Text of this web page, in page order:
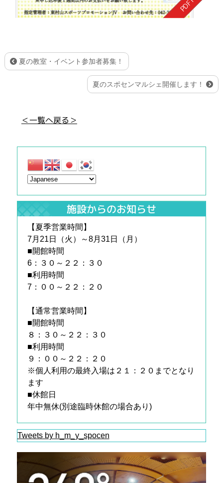
夏の教室・イベント参加者募集！
夏のスポセンマルシェ開催します！
＜一覧へ戻る＞
施設からのお知らせ
【夏季営業時間】
7月21日（火）～8月31日（月）
■開館時間
6：３０～２２：３０
■利用時間
7：００～２２：２０
【通常営業時間】
■開館時間
８：３０～２２：３０
■利用時間
９：００～２２：２０
※個人利用の最終入場は２１：２０までとなり
ます
■休館日
年中無休(別途臨時休館の場合あり)
Tweets by h_m_y_spocen